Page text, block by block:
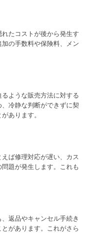
たコストが後から発生す
の手数料や保険料、メン
ような販売方法に対する
冷静な判断ができずに契
あります。
ば修理対応が遅い、カス
題が発生します。これも
返品やキャンセル手続き
があります。これがさら